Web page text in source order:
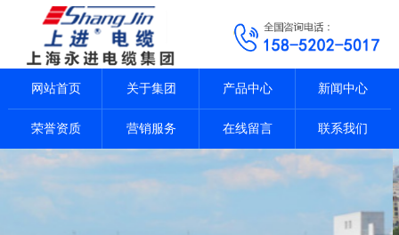
网站首页 关于集团 产品中心 新闻中心
荣誉资质 营销服务 在线留言 联系我们